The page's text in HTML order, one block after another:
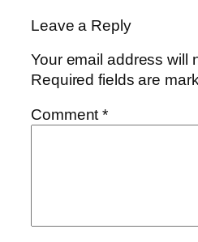
Leave a Reply
Your email address will
Required fields are
Comment*